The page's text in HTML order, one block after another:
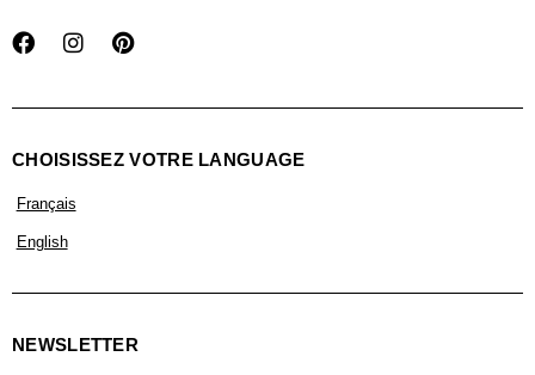
CHOISISSEZ VOTRE LANGUAGE
Français
English
NEWSLETTER